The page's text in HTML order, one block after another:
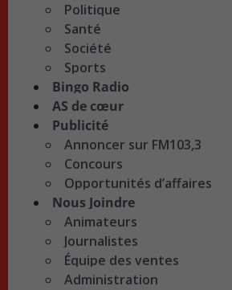
Politique
Santé
Société
Sports
Bingo Radio
AS de cœur
Publicité
Annoncer sur FM103,3
Concours
Opportunités d’affaires
Nous Joindre
Animateurs
Journalistes
Équipe des ventes
Administration